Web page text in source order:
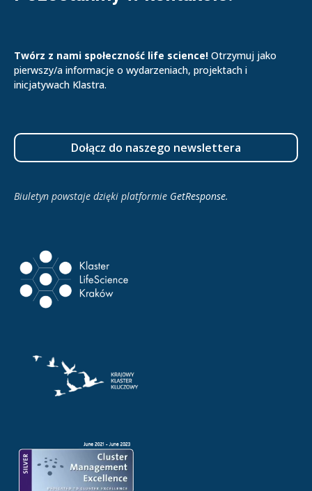
Twórz z nami społeczność life science! Otrzymuj jako
pierwszy/a informacje o wydarzeniach, projektach i
inicjatywach Klastra.
Dołącz do naszego newslettera
Biuletyn powstaje dzięki platformie GetResponse.